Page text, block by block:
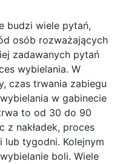
budzi wiele pytań,
osób rozważających
zadawanych pytań
wybielania. W
czas trwania zabiegu
w gabinecie
to od 30 do 90
z nakładek, proces
lub tygodni. Kolejnym
boli. Wiele